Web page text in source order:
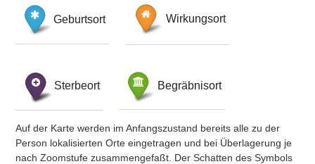
Geburtsort Wirkungsort
Sterbeort Begräbnisort
Auf der Karte werden im Anfangszustand bereits alle zu der
Person lokalisierten Orte eingetragen und bei Überlagerung je
nach Zoomstufe zusammengefaßt. Der Schatten des Symbols